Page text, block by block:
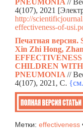
PNEUMONIA //
4(107), 2021
http://
effectiveness-of-
Печатная версия.
Xin Zhi Hong,
CHILDREN
PNEUMONIA //
4(107), 2021, C.
Метки: effectiveness